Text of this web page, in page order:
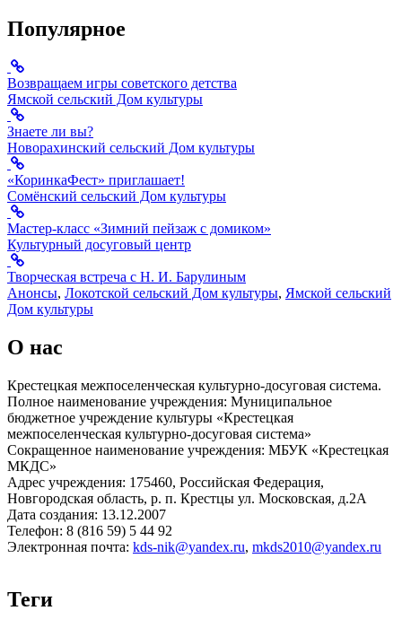
Популярное
Возвращаем игры советского детства
Ямской сельский Дом культуры
Знаете ли вы?
Новорахинский сельский Дом культуры
«КоринкаФест» приглашает!
Сомёнский сельский Дом культуры
Мастер-класс «Зимний пейзаж с домиком»
Культурный досуговый центр
Творческая встреча с Н. И. Барулиным
Анонсы, Локотской сельский Дом культуры, Ямской сельский
Дом культуры
О нас
Крестецкая межпоселенческая культурно-досуговая система.
Полное наименование учреждения: Муниципальное
бюджетное учреждение культуры «Крестецкая
межпоселенческая культурно-досуговая система»
Сокращенное наименование учреждения: МБУК «Крестецкая
МКДС»
Адрес учреждения: 175460, Российская Федерация,
Новгородская область, р. п. Крестцы ул. Московская, д.2А
Дата создания: 13.12.2007
Телефон: 8 (816 59) 5 44 92
Электронная почта: kds-nik@yandex.ru, mkds2010@yandex.ru
Теги